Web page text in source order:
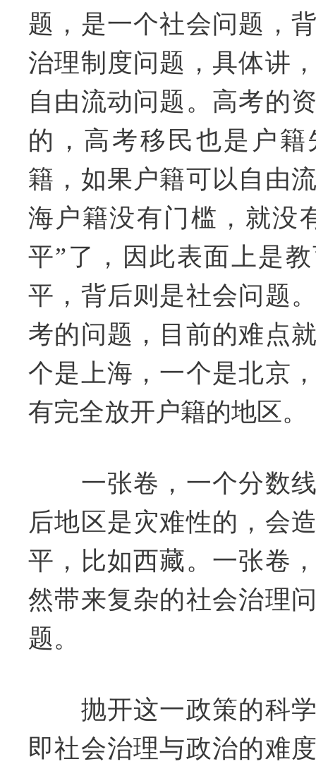
题，是一个社会问题，
治理制度问题，具体讲
自由流动问题。高考的
的，高考移民也是户
籍，如果户籍可以自由
海户籍没有门槛，就没
平”了，因此表面上是
平，背后则是社会问题
考的问题，目前的难点
个是上海，一个是北京
有完全放开户籍的地区。
一张卷，一个分数线
后地区是灾难性的，会
平，比如西藏。一张卷
然带来复杂的社会治理
题。
抛开这一政策的科学
即社会治理与政治的难